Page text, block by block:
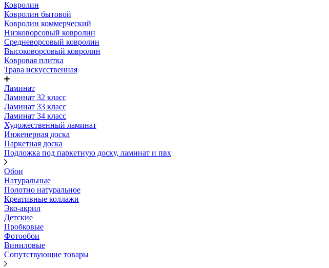
Ковролин
Ковролин бытовой
Ковролин коммерческий
Низковорсовый ковролин
Средневорсовый ковролин
Высоковорсовый ковролин
Ковровая плитка
Трава искусственная
Ламинат
Ламинат 32 класс
Ламинат 33 класс
Ламинат 34 класс
Художественный ламинат
Инженерная доска
Паркетная доска
Подложка под паркетную доску, ламинат и пвх
Обои
Натуральные
Полотно натуральное
Креативные коллажи
Эко-акрил
Детские
Пробковые
Фотообои
Виниловые
Сопутствующие товары